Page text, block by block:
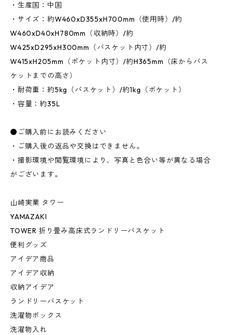
・生産国：中国
・サイズ：約W460xD355xH700mm（使用時）/約
W460xD40xH780mm（収納時）/約
W425xD295xH300mm（バスケット内寸）/約
W415xH205mm（ポケット内寸）/約H365mm（床からバス
ケットまでの高さ）
・耐荷重：約5kg（バスケット）/約1kg（ポケット）
・容量：約35L
●ご購入前にお読みください
・ご購入後の返品や交換はできません。
・撮影環境や閲覧環境により、写真と色合い等が異なる場合
がございます。
山崎実業 タワー
YAMAZAKI
TOWER 折り畳み高床式ランドリーバスケット
便利グッズ
アイデア商品
アイデア収納
収納アイデア
ランドリーバスケット
洗濯物ボックス
洗濯物入れ